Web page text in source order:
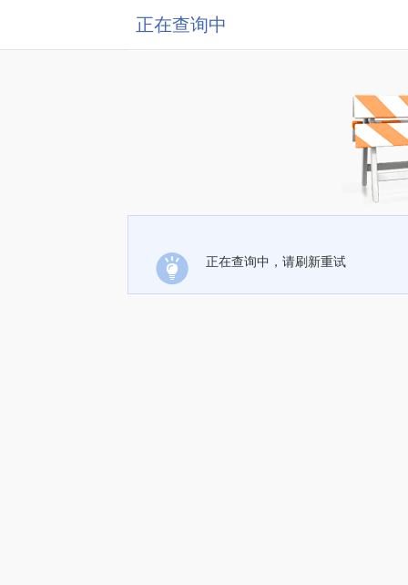
正在查询中
正在查询中，请刷新重试